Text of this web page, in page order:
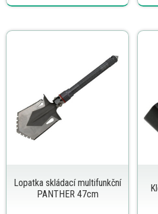
Lopatka skládací multifunkční
PANTHER 47cm